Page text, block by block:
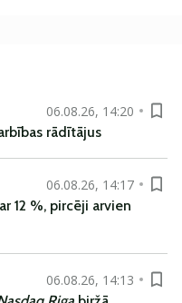
06.08.26, 14:20
rādītājus
06.08.26, 14:17
12 %, pircēji arvien
06.08.26, 14:13